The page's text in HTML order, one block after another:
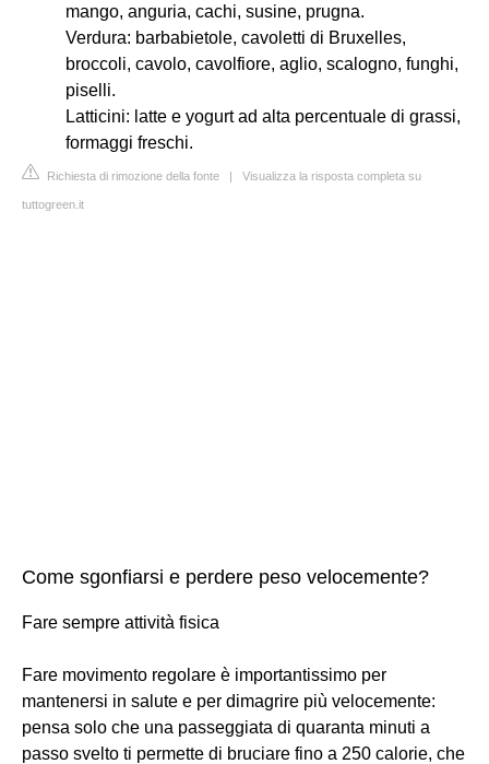
mango, anguria, cachi, susine, prugna.
Verdura: barbabietole, cavoletti di Bruxelles,
broccoli, cavolo, cavolfiore, aglio, scalogno, funghi,
piselli.
Latticini: latte e yogurt ad alta percentuale di grassi,
formaggi freschi.
Richiesta di rimozione della fonte | Visualizza la risposta completa su
tuttogreen.it
Come sgonfiarsi e perdere peso velocemente?
Fare sempre attività fisica
Fare movimento regolare è importantissimo per
mantenersi in salute e per dimagrire più velocemente:
pensa solo che una passeggiata di quaranta minuti a
passo svelto ti permette di bruciare fino a 250 calorie, che